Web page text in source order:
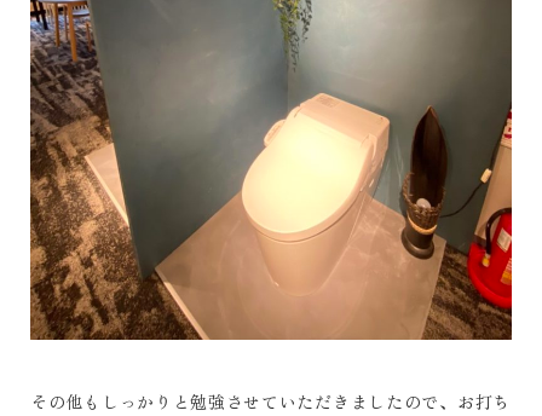
その他もしっかりと勉強させていただきましたので、お打ち